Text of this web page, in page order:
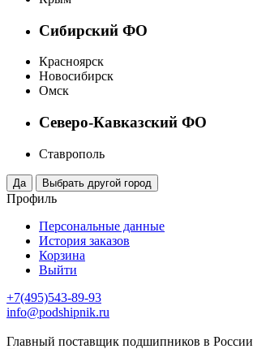
Сибирский ФО
Красноярск
Новосибирск
Омск
Северо-Кавказский ФО
Ставрополь
Профиль
Персональные данные
История заказов
Корзина
Выйти
+7(495)543-89-93
info@podshipnik.ru
Главный поставщик подшипников в России